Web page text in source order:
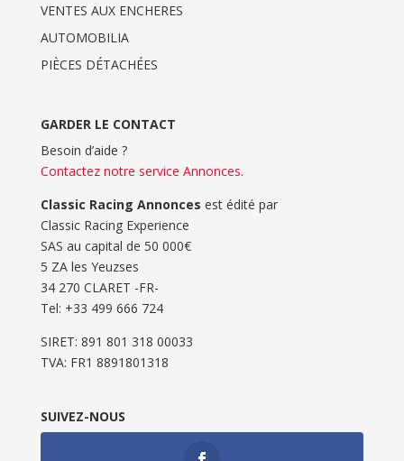
VENTES AUX ENCHERES
AUTOMOBILIA
PIÈCES DÉTACHÉES
GARDER LE CONTACT
Besoin d’aide ?
Contactez notre service Annonces.
Classic Racing Annonces est édité par
Classic Racing Experience
SAS au capital de 50 000€
5 ZA les Yeuzses
34 270 CLARET -FR-
Tel: ‭+33 499 666 724‬
SIRET: 891 801 318 00033
TVA: FR1 8891801318
SUIVEZ-NOUS